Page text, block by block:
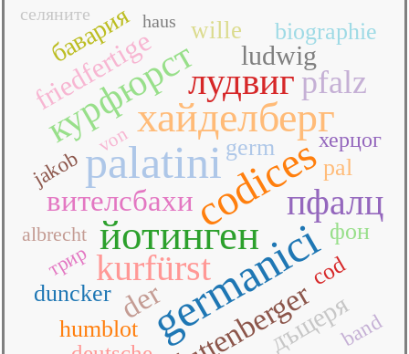
germanici
palatinicodices
хайделберг
йотинген
курфюрстлудвиг
kurfürst
пфалц
pfalz
luttenberger
der
вителсбахи
friedfertige ludwig
дъщеря
бавария wille biographie
duncker
germ
humblot
pal
фон
cod
херцог
band
jakob
albrecht
трир
von
haus
селяните